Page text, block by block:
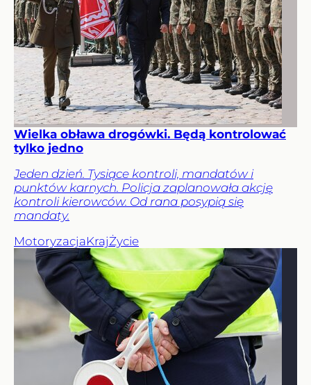
Wielka obława drogówki. Będą kontrolować
tylko jedno
Jeden dzień. Tysiące kontroli, mandatów i
punktów karnych. Policja zaplanowała akcję
kontroli kierowców. Od rana posypią się
mandaty.
MotoryzacjaKrajŻycie